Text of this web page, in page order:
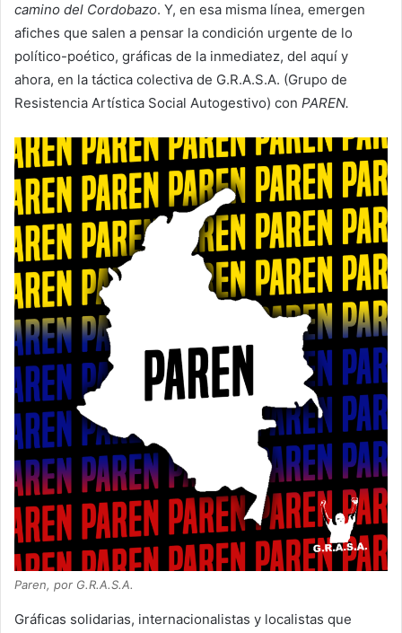
camino del Cordobazo. Y, en esa misma línea, emergen
afiches que salen a pensar la condición urgente de lo
político-poético, gráficas de la inmediatez, del aquí y
ahora, en la táctica colectiva de G.R.A.S.A. (Grupo de
Resistencia Artística Social Autogestivo) con PAREN.
Paren, por G.R.A.S.A.
Gráficas solidarias, internacionalistas y localistas que